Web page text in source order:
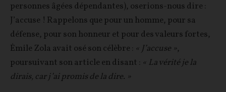
personnes âgées dépendantes), oserions-nous dire :
J’accuse ! Rappelons que pour un homme, pour sa
défense, pour son honneur et pour des valeurs fortes,
Émile Zola avait osé son célèbre : « J’accuse »,
poursuivant son article en disant : « La vérité je la
dirais, car j’ai promis de la dire. »